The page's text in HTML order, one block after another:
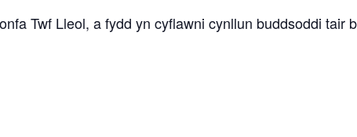
Twf Lleol, a fydd yn cyflawni cynllun buddsoddi tair